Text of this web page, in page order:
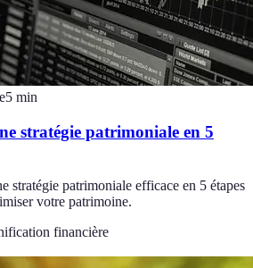
5 min
stratégie patrimoniale en 5
stratégie patrimoniale efficace en 5 étapes
votre patrimoine.
financière